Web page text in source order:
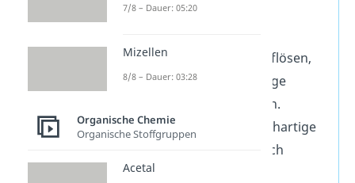
Verbindungen) durch
Mehrfachbindungen auflösen,
umPolymere
(langkettige
Verbindungen) zu bilden.
Verschiedene oder gleichartige
Monomere werden durch
Initiation, Propagation,
7/8 – Dauer: 05:20
Mizellen
8/8 – Dauer: 03:28
Organische Chemie
Organische Stoffgruppen
Acetal